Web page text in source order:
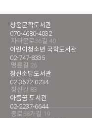
청운문학도서관
070-4680-4032
자하문로36길 40
어린이청소년 국학도서관
02-747-8335
명륜길 26
창신소담도서관
02-3672-0234
창신길 83
아름꿈 도서관
02-2237-6644
종로58가길 19